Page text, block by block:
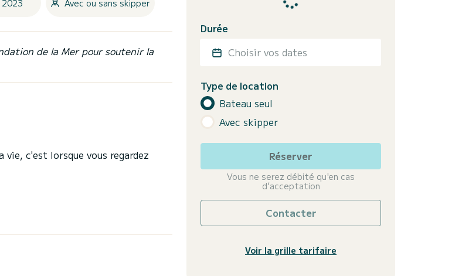
2023 Avec ou sans skipper
de la Mer pour soutenir la
c'est lorsque vous regardez
en famille se colore avec la nuance
Durée
Choisir vos dates
Type de location
Bateau seul
Avec skipper
Réserver
Vous ne serez débité qu'en cas
d’acceptation
Contacter
Voir la grille tarifaire